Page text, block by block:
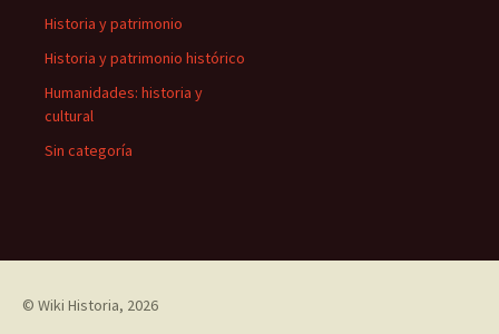
Historia y patrimonio
Historia y patrimonio histórico
Humanidades: historia y
cultural
Sin categoría
© Wiki Historia, 2026